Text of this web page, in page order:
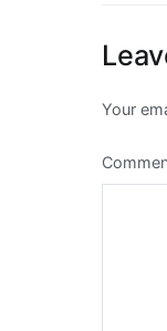
Your